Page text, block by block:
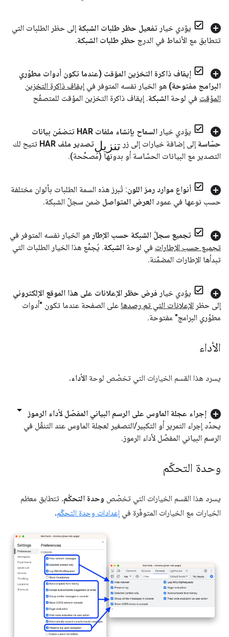
يؤدي خيار تفعيل حظر طلبات الشبكة إلى حظر الطلبات التي
تتطابق مع الأنماط في الدرج حظر طلبات الشبكة.
إيقاف ذاكرة التخزين المؤقت (عندما تكون أدوات مطوّري
البرامج مفتوحة) هو الخيار نفسه المتوفر في إيقاف ذاكرة التخزين
المؤقت في لوحة الشبكة. إيقاف ذاكرة التخزين المؤقت للمتصفّح
يؤدي خيار
السماح بإنشاء ملفات HAR تتضمّن بيانات
حسّاسة إلى إضافة خيارات إلى زر تنزيل تصدير ملف HAR
تتيح لك
التصدير مع البيانات الحسّاسة أو بدونها (مُصحَّحة).
أنواع موارد رمز اللون: تُبرز هذه السمة الطلبات بألوان مختلفة
حسب نوعها في عمود العرض المتواصل ضمن سجلّ الشبكة.
تجميع سجلّ الشبكة حسب الإطار هو الخيار نفسه المتوفر في
تجميع حسب الإطارات في لوحة الشبكة. يُجمِّع هذا الخيار الطلبات التي
تبدأها الإطارات المضمّنة.
يؤدي خيار فرض حظر الإعلانات على هذا الموقع الإلكتروني
إلى حظر الإعلانات التي تم رصدها على الصفحة عندما تكون "أدوات
مطوّري البرامج" مفتوحة.
الأداء
يسرد هذا القسم الخيارات التي تخصّص لوحة الأداء.
إجراء عجلة الماوس على الرسم البياني المفصّل لأداء الرموز
يحدّد إجراء التمرير أو التكبير/التصغير لعجلة الماوس عند التنقّل في
الرسم البياني المفصّل لأداء الرموز.
وحدة التحكّم
يسرد هذا القسم الخيارات التي تخصّص وحدة التحكّم. تتطابق معظم
الخيارات مع الخيارات المتوفّرة في إعدادات وحدة التحكّم.